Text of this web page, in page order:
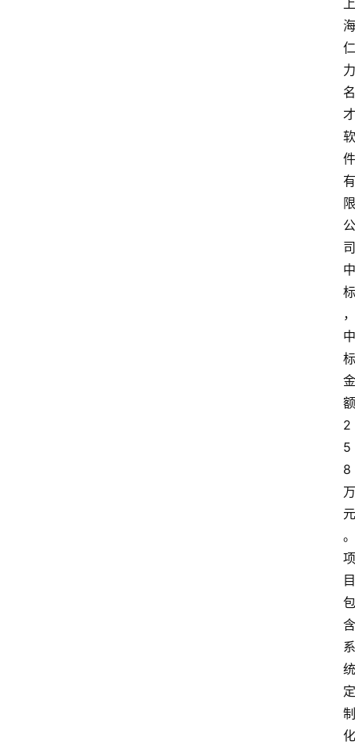
上
海
仁
力
名
才
软
件
有
限
公
司
中
标
，
中
标
金
额
2
5
8
万
元
。
项
目
包
含
系
统
定
制
化